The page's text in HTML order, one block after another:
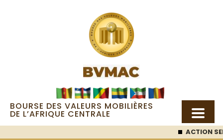
BOURSE DES VALEURS MOBILIÈRES
DE L’AFRIQUE CENTRALE
ACTION